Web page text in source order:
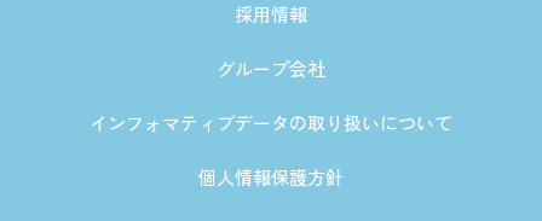
採用情報
グループ会社
インフォマティブデータの取り扱いについて
個人情報保護方針